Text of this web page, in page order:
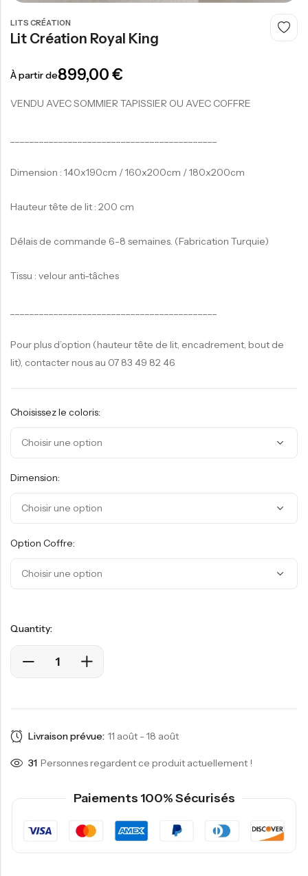
LITS CRÉATION
Lit Création Royal King
À partir de899,00€
VENDU AVEC SOMMIER TAPISSIER OU AVEC COFFRE
Dimension : 140x190cm / 160x200cm / 180x200cm
Hauteur tête de lit : 200 cm
Délais de commande 6-8 semaines. (Fabrication Turquie)
Tissu : velour anti-tâches
Pour plus d’option (hauteur tête de lit, encadrement, bout de
lit), contacter nous au 07 83 49 82 46
Choisissez le coloris:
Dimension:
Option Coffre:
Quantity:
Livraison prévue: 11 août - 18 août
20 Personnes regardent ce produit actuellement !
Paiements 100% Sécurisés